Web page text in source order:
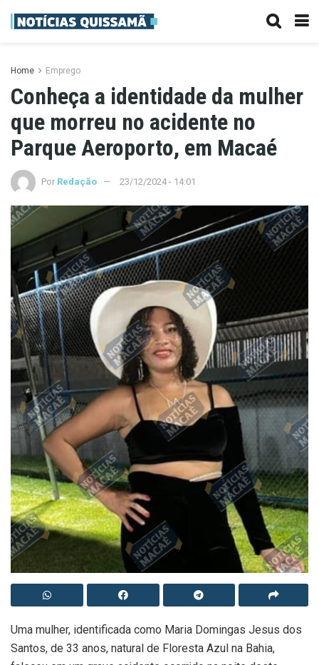
Home Emprego
Conheça a identidade da mulher
que morreu no acidente no
Parque Aeroporto, em Macaé
Por Redação 23/12/2024 - 14:01
Uma mulher, identificada como Maria Domingas Jesus dos
Santos, de 33 anos, natural de Floresta Azul na Bahia,